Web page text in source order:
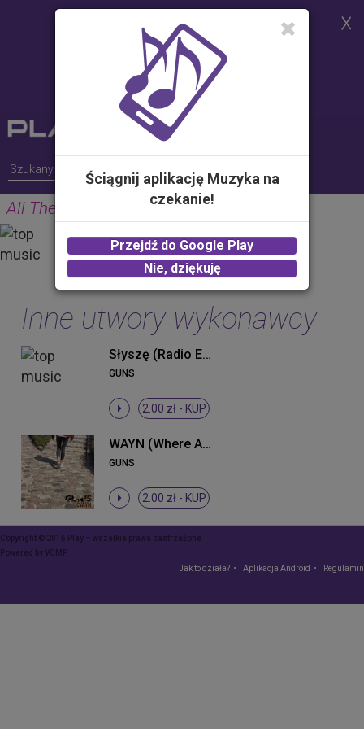
celu realizacji usług i zgodnie z
Polityką Plików Cookies.
Możesz określić warunki
przechowywania lub dostępu do
plików cookies w Twojej
przeglądarce
All The Time
GUNS
2.00 zł -KUP
Inne utwory wykonawcy
Słyszę (Radio Edit)
GUNS
2.00 zł - KUP
WAYN (Where Are You Now)
GUNS
2.00 zł - KUP
Copyright © 2015 Play – wszelkie prawa zastrzeżone
Powered byVCMP
Jak to działa?
Aplikacja Android Regulamin
Ściągnij aplikację Muzyka na
czekanie!
Przejdź do Google Play
Nie, dziękuję